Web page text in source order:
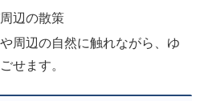
辺の散策
周辺の自然に触れながら、ゆ
せます。